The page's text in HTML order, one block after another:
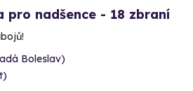
pro nadšence - 18 zbraní
Boleslav)